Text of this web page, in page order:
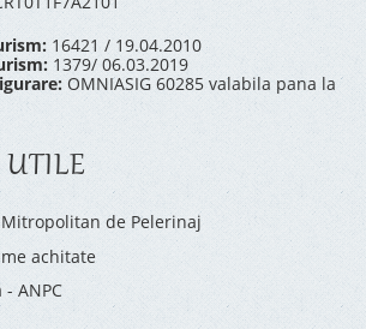
16421 / 19.04.2010
1379/ 06.03.2019
OMNIASIG 60285 valabila pana la
de Pelerinaj
achitate
ANPC